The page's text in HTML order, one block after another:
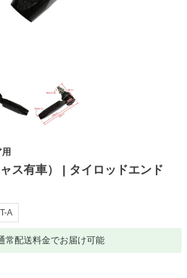
ス有車） | タイロッドエンド
A
常配送料金でお届け可能